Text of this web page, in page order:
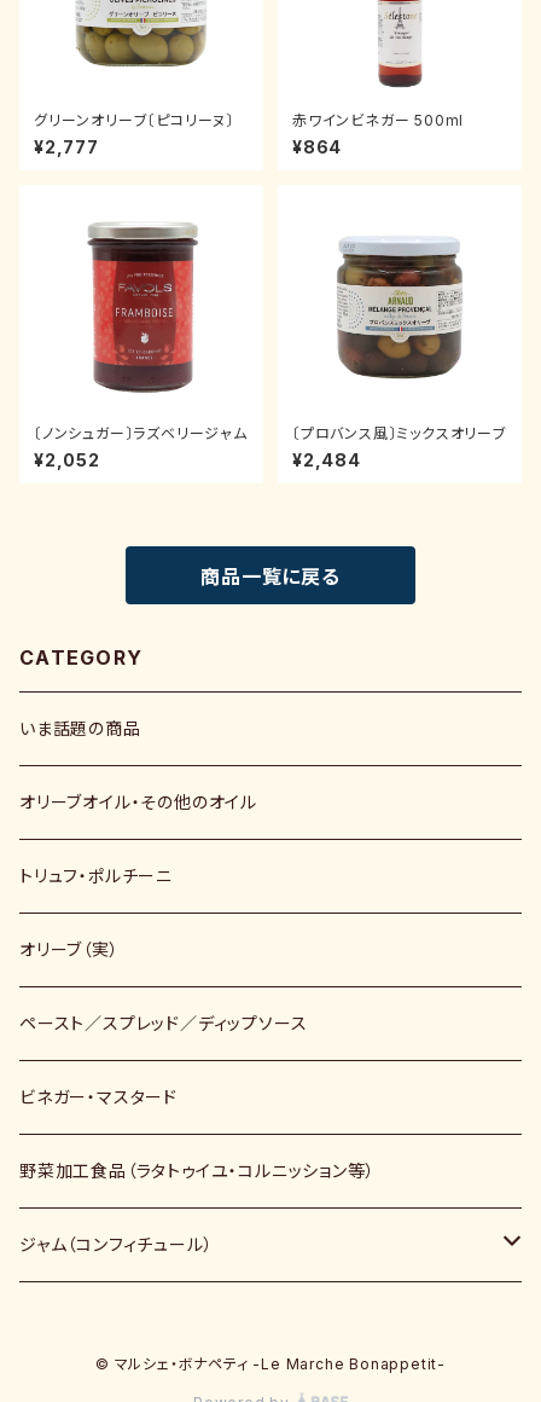
グリーンオリーブ〔ピコリーヌ〕
¥2,777
赤ワインビネガー 500ml
¥864
〔ノンシュガー〕ラズベリージャム
¥2,052
〔プロバンス風〕ミックスオリーブ
¥2,484
商品一覧に戻る
CATEGORY
いま話題の商品
オリーブオイル・その他のオイル
トリュフ・ポルチーニ
オリーブ（実）
ペースト／スプレッド／ディップソース
ビネガー・マスタード
野菜加工食品（ラタトゥイユ・コルニッション等）
ジャム（コンフィチュール）
© マルシェ・ボナペティ -Le Marche Bonappetit-